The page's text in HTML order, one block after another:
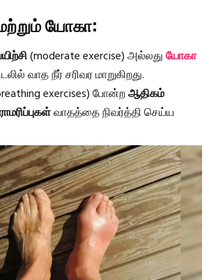
யோகா:
(moderate exercise) அல்லதுயோகா
வாத நீர் சரிவர மாறுகிறது.
exercises) போன்றஆதிகம்
வாதத்தை நிவர்த்தி செய்ய